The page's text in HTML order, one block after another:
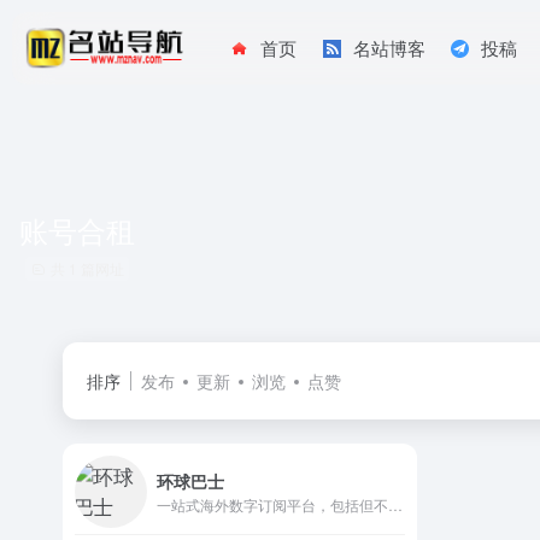
首页 名站博客 投稿
排序 发布 更新 浏览 点赞
环球巴士